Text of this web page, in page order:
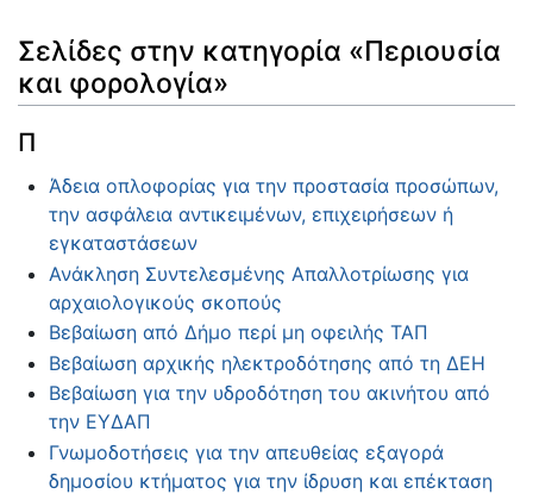
Σελίδες στην κατηγορία «Περιουσία
και φορολογία»
Π
Άδεια οπλοφορίας για την προστασία προσώπων,
την ασφάλεια αντικειμένων, επιχειρήσεων ή
εγκαταστάσεων
Ανάκληση Συντελεσμένης Απαλλοτρίωσης για
αρχαιολογικούς σκοπούς
Βεβαίωση από Δήμο περί μη οφειλής ΤΑΠ
Βεβαίωση αρχικής ηλεκτροδότησης από τη ΔΕΗ
Βεβαίωση για την υδροδότηση του ακινήτου από
την ΕΥΔΑΠ
Γνωμοδοτήσεις για την απευθείας εξαγορά
δημοσίου κτήματος για την ίδρυση και επέκταση